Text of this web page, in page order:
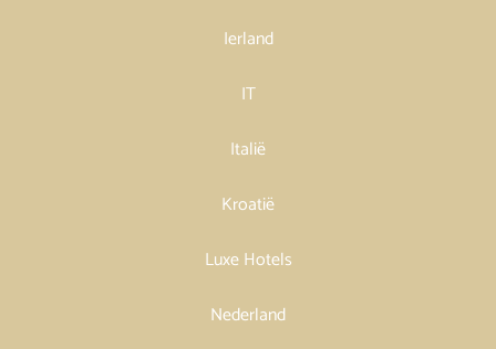
Ierland
IT
Italië
Kroatië
Luxe Hotels
Nederland